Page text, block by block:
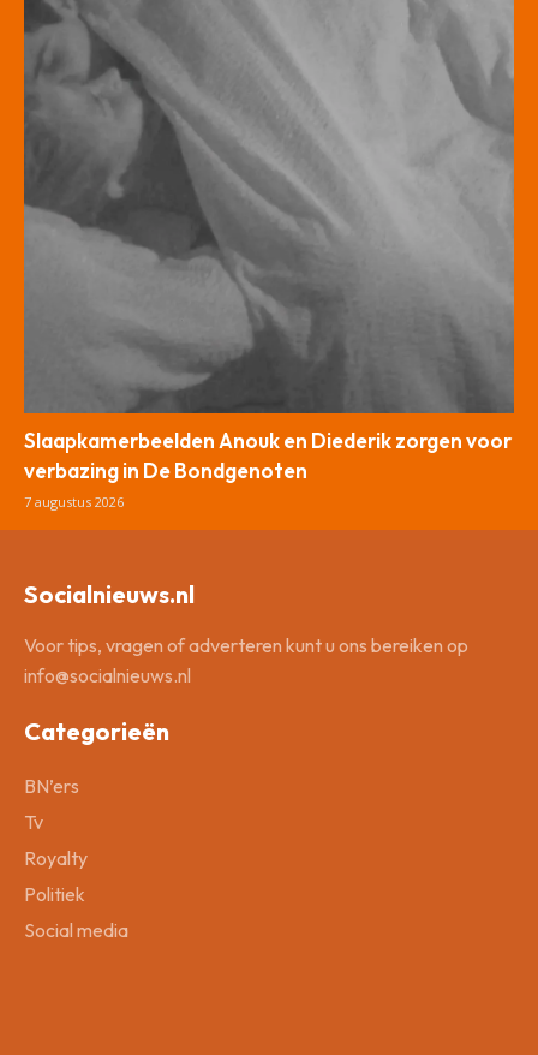
Slaapkamerbeelden Anouk en Diederik zorgen voor
verbazing in De Bondgenoten
7 augustus 2026
Socialnieuws.nl
Voor tips, vragen of adverteren kunt u ons bereiken op
info@socialnieuws.nl
Categorieën
BN’ers
Tv
Royalty
Politiek
Social media